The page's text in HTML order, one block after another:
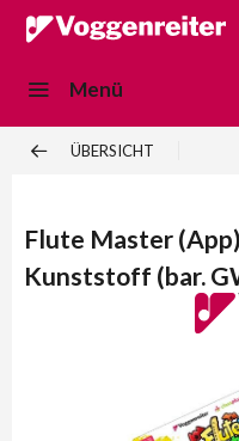
Menü
ÜBERSICHT
Flute Master
Kunststoff (bar.